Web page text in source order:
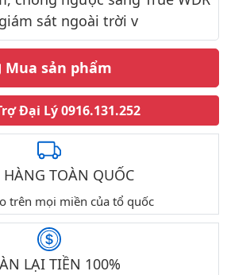
sát ngoài trời v
Mua sản phẩm
Đại Lý0916.131.252
HÀNG TOÀN QUỐC
trên mọi miền của tổ quốc
LẠI TIỀN 100%